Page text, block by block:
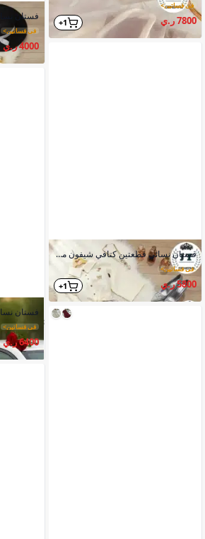
في فساتين>
7800 ر.ي 1+
فستان نسائي قطعتين كتافي شيفون مشجر مزود بحزام وكرستال
في فساتين>
5800 ر.ي 1+
في فساتين>
4000 ر.ي
في فساتين>
6400 ر.ي